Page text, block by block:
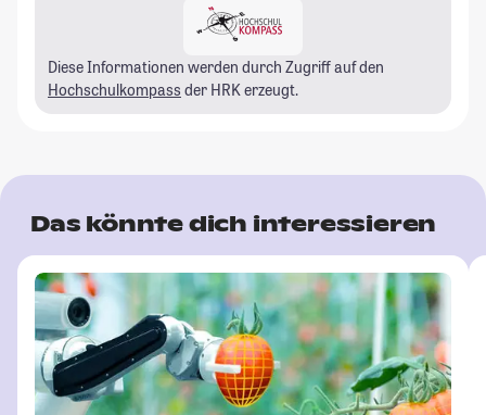
Diese Informationen werden durch Zugriff auf den
Hochschulkompass der HRK erzeugt.
Das könnte dich interessieren